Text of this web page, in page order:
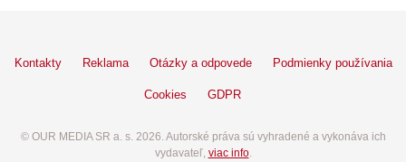
Kontakty Reklama Otázky a odpovede Podmienky používania
Cookies GDPR
© OUR MEDIA SR a. s. 2026. Autorské práva sú vyhradené a vykonáva ich
vydavateľ, viac info.